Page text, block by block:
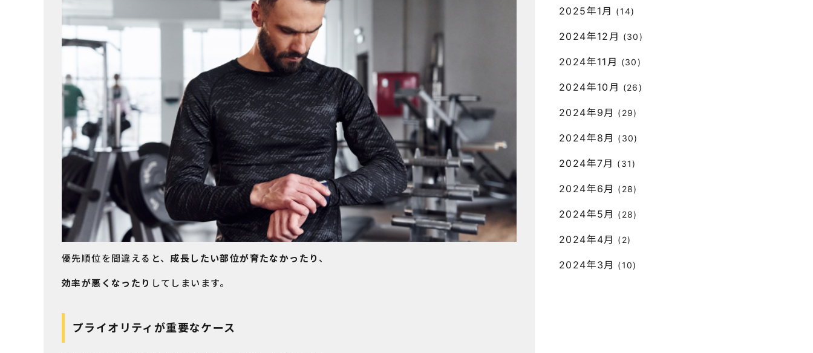
優先順位を間違えると、成長したい部位が育たなかったり 、
効率が悪くなったり してしまいます。
プライオリティが重要なケース
2025年1月 (14)
2024年12月 (30)
2024年11月 (30)
2024年10月 (26)
2024年9月 (29)
2024年8月 (30)
2024年7月 (31)
2024年6月 (28)
2024年5月 (28)
2024年4月 (2)
2024年3月 (10)